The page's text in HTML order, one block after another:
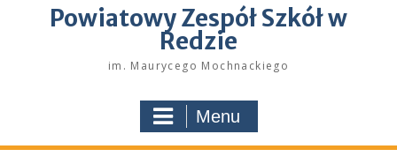
Powiatowy Zespół Szkół w
Redzie
im. Maurycego Mochnackiego
Menu